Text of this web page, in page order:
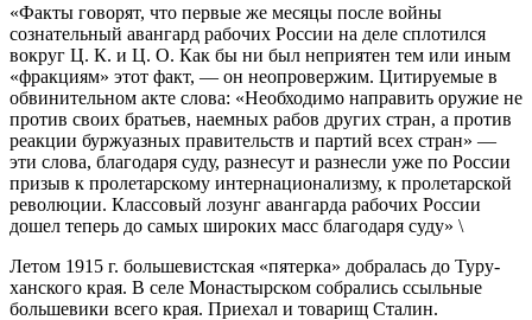
«Факты говорят, что первые же месяцы после войны
сознательный авангард рабочих России на деле сплотился
вокруг Ц. К. и Ц. О. Как бы ни был неприятен тем или иным
«фракциям» этот факт, — он неопровержим. Цитируемые в
обвинительном акте слова: «Необходимо направить оружие не
против своих братьев, наемных рабов других стран, а против
реакции буржуазных правительств и партий всех стран» —
эти слова, благодаря суду, разнесут и разнесли уже по России
призыв к пролетарскому интернационализму, к пролетарской
революции. Классовый лозунг авангарда рабочих России
дошел теперь до самых широких масс благодаря суду» \
Летом 1915 г. большевистская «пятерка» добралась до Туру-
ханского края. В селе Монастырском собрались ссыльные
большевики всего края. Приехал и товарищ Сталин.